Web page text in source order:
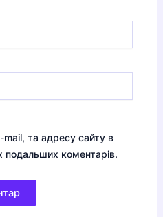
та адресу сайту в
подальших коментарів.